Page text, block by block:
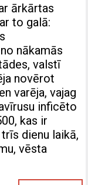
ārkārtas
to galā:
nākamās
valstī
novērot
varēja, vajag
inficēto
kas ir
dienu laikā,
vēsta